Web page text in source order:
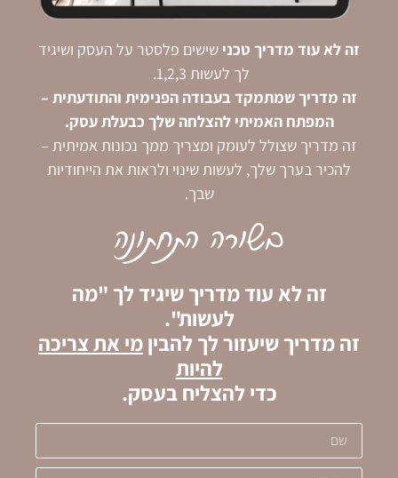
זה לא עוד מדריך טכני שישים פלסטר על העסק ושיגיד
לך לעשות 1,2,3.
זה מדריך שמתמקד בעבודה הפנימית והתודעתית –
המפתח האמיתי להצלחה שלך כבעלת עסק.
זה מדריך שצולל לעומק ומצריך ממך נכונות אמיתית –
להכיר בערך שלך, לעשות שינוי ולראות את הייחודיות
שבך.
בשורה התחתונה
זה לא עוד מדריך שיגיד לך "מה
לעשות".
זה מדריך שיעזור לך להביןמי את צריכה
להיות
כדי להצליח בעסק.